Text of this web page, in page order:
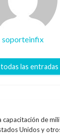
soporteinfix
las entradas
capacitación de
Unidos y